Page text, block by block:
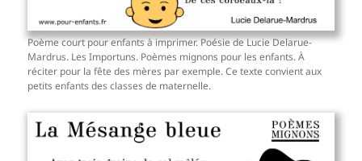
Poème court pour enfants à imprimer. Poésie de Lucie Delarue-
Mardrus. Les Importuns. Poèmes mignons pour les enfants. À
réciter pour la fête des mères par exemple. Ce texte convient aux
petits enfants des classes de maternelle.